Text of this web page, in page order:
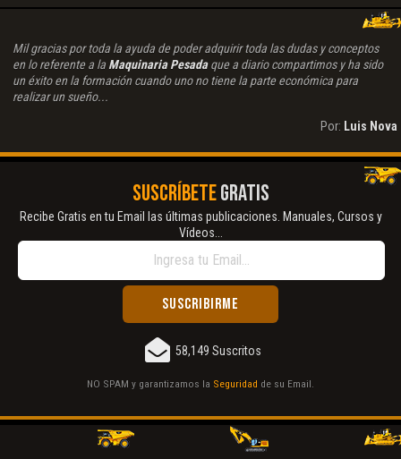
Mil gracias por toda la ayuda de poder adquirir toda las dudas y conceptos
en lo referente a la Maquinaria Pesadaque a diario compartimos y ha sido
un éxito en la formación cuando uno no tiene la parte económica para
realizar un sueño...
Por: Luis Nova
SUSCRÍBETEGRATIS
Recibe Gratis en tu Email las últimas publicaciones. Manuales, Cursos y
Vídeos...
58,149 Suscritos
NO SPAM y garantizamos la Seguridad de su Email.